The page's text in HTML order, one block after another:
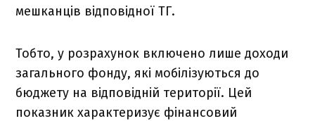
мешканців відповідної ТГ.
Тобто, у розрахунок включено лише доходи
загального фонду, які мобілізуються до
бюджету на відповідній території. Цей
показник характеризує фінансовий